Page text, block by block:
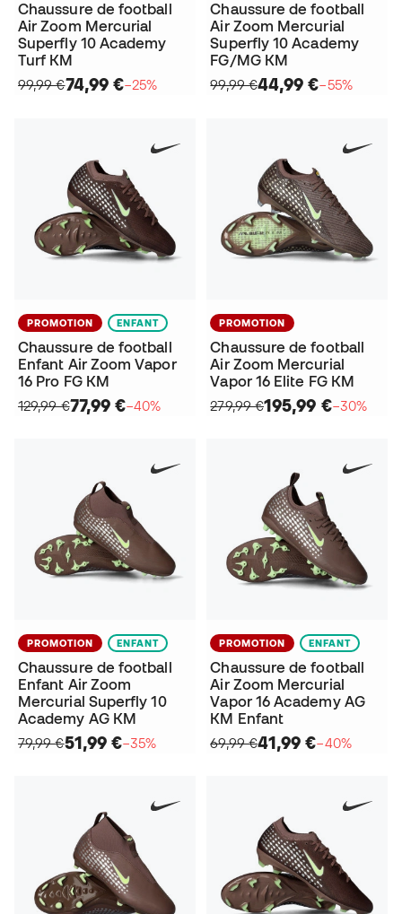
Chaussure de football
Air Zoom Mercurial
Superfly 10 Academy
Turf KM
99,99 €74,99 €−25%
Chaussure de football
Air Zoom Mercurial
Superfly 10 Academy
FG/MG KM
99,99 €44,99 €−55%
PROMOTION ENFANT
Chaussure de football
Enfant Air Zoom Vapor
16 Pro FG KM
129,99 €77,99 €−40%
PROMOTION
Chaussure de football
Air Zoom Mercurial
Vapor 16 Elite FG KM
279,99 €195,99 €−30%
PROMOTION ENFANT
Chaussure de football
Enfant Air Zoom
Mercurial Superfly 10
Academy AG KM
79,99 €51,99 €−35%
PROMOTION ENFANT
Chaussure de football
Air Zoom Mercurial
Vapor 16 Academy AG
KM Enfant
69,99 €41,99 €−40%